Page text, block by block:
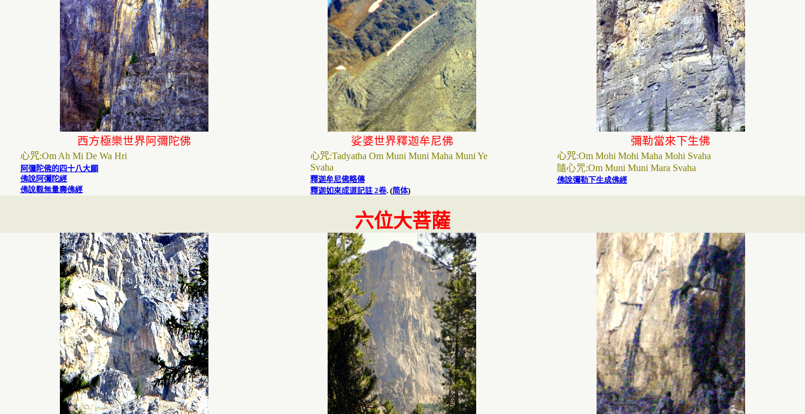
西方極樂世界阿彌陀佛
心咒:Om Ah Mi De Wa Hri
阿彌陀佛的四十八大願
佛說阿彌陀經
佛說觀無量壽佛經
娑婆世界釋迦牟尼佛
心咒:Tadyatha Om Muni Muni Maha Muni Ye
Svaha
釋迦牟尼佛略傳
釋迦如來成道記註 2卷. (简体)
彌勒當來下生佛
心咒:Om Mohi Mohi Maha Mohi Svaha
隨心咒:Om Muni Muni Mara Svaha
佛說彌勒下生成佛經
六位大菩薩